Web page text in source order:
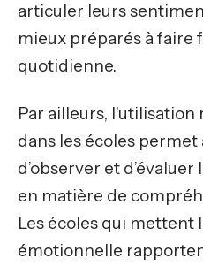
articuler leurs
mieux préparés à faire
quotidienne.
Par ailleurs,
dans les écoles
d’observer et
en matière de
Les écoles qui mettent
émotionnelle